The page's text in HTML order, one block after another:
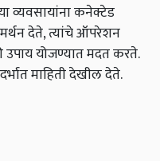
व्यवसायांना कनेक्टेड
देते, त्यांचे ऑपरेशन
योजण्यात मदत करते.
माहिती देखील देते.